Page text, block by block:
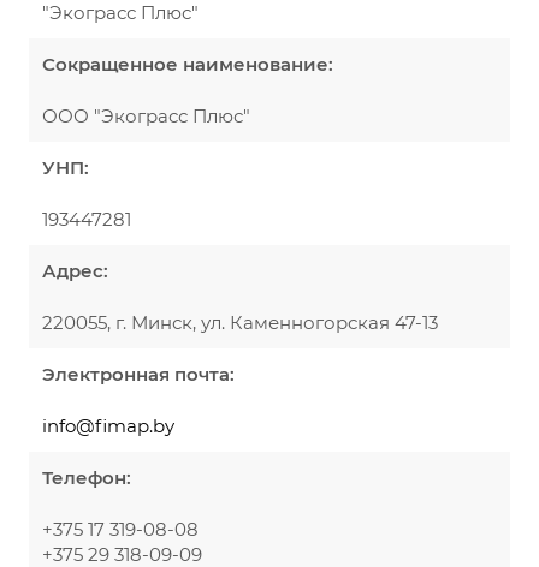
"Экограсс Плюс"
Сокращенное наименование:
ООО "Экограсс Плюс"
УНП:
193447281
Адрес:
220055, г. Минск, ул. Каменногорская 47-13
Электронная почта:
info@fimap.by
Телефон:
+375 17 319-08-08
+375 29 318-09-09